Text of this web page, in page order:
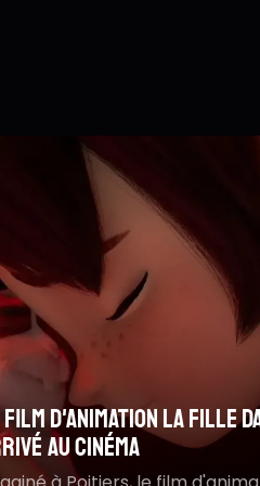
nuages enfin
Fille dans les nuages
Jamel Debbouze et
la route d'Omaha :